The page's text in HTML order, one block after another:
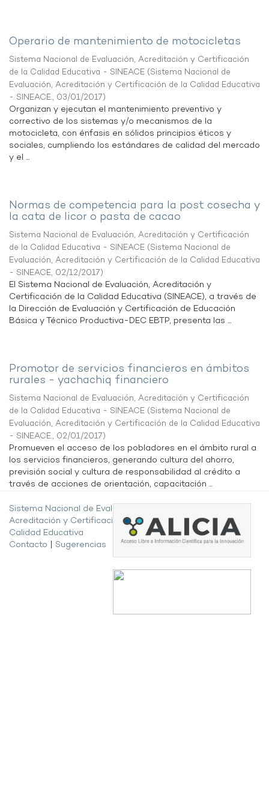
Operario de mantenimiento de motocicletas
Sistema Nacional de Evaluación, Acreditación y Certificación
de la Calidad Educativa - SINEACE (Sistema Nacional de
Evaluación, Acreditación y Certificación de la Calidad Educativa
- SINEACE., 03/01/2017)
Organizan y ejecutan el mantenimiento preventivo y
correctivo de los sistemas y/o mecanismos de la
motocicleta, con énfasis en sólidos principios éticos y
sociales, cumpliendo los estándares de calidad del mercado
y el ...
Normas de competencia para la post cosecha y
la cata de licor o pasta de cacao
Sistema Nacional de Evaluación, Acreditación y Certificación
de la Calidad Educativa - SINEACE (Sistema Nacional de
Evaluación, Acreditación y Certificación de la Calidad Educativa
- SINEACE, 02/12/2017)
El Sistema Nacional de Evaluación, Acreditación y
Certificación de la Calidad Educativa (SINEACE), a través de
la Dirección de Evaluación y Certificación de Educación
Básica y Técnico Productiva-DEC EBTP, presenta las ...
Promotor de servicios financieros en ámbitos
rurales - yachachiq financiero
Sistema Nacional de Evaluación, Acreditación y Certificación
de la Calidad Educativa - SINEACE (Sistema Nacional de
Evaluación, Acreditación y Certificación de la Calidad Educativa
- SINEACE., 02/01/2017)
Promueven el acceso de los pobladores en el ámbito rural a
los servicios financieros, generando cultura del ahorro,
previsión social y cultura de responsabilidad al crédito a
través de acciones de orientación, capacitación ...
Sistema Nacional de Evaluación,
Acreditación y Certificación de la
Calidad Educativa
Contacto
Sugerencias